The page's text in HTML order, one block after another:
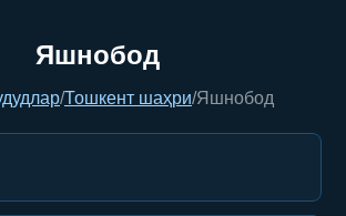
Яшнобод
/Тошкент шаҳри/Яшнобод